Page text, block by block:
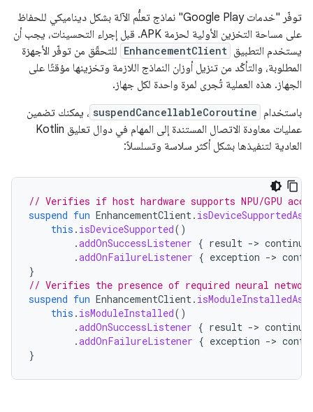
توفّر "خدمات Google Play" نماذج تعلُّم الآلة بشكل ديناميكي للحفاظ
على مساحة التخزين الأولية لحزمة APK. قبل إجراء التحسينات، يجب أن
يستخدم التطبيق EnhancementClient للتحقّق من توفّر الأجهزة
المطلوبة، والتأكّد من تنزيل أوزان النماذج اللازمة وتخزينها مؤقتًا على
الجهاز. هذه العملية تُجرى لمرة واحدة لكل جهاز.
باستخدام suspendCancellableCoroutine ، يمكنك تضمين
عمليات معاودة الاتصال المستندة إلى المهام في دوال تعليق Kotlin
العادية لتنفيذها بشكل أكثر سلاسة وتسلسلاً:
// Verifies if host hardware supports NPU/GPU
suspend fun EnhancementClient.
this . isDeviceSupported()
.addOnSuccessListener { result ->
.addOnFailureListener { exception ->
}
// Verifies the presence of required neural network
suspend fun EnhancementClient.
this . isModuleInstalled()
.addOnSuccessListener { result ->
.addOnFailureListener { exception ->
}